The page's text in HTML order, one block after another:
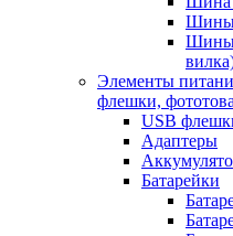
Шины
Шины
Элементы
флешки,
USB
Адаптеры
Батарейки